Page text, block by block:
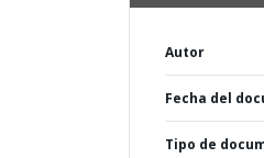
Autor
Fecha del
Tipo de